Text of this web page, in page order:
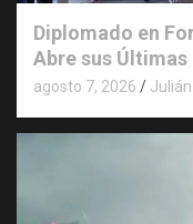
Diplomado en
Abre sus
agosto 7, 2026